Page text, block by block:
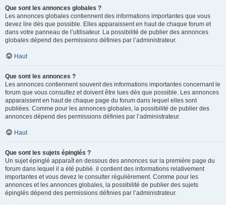
Que sont les annonces globales ?
Les annonces globales contiennent des informations importantes que vous
devez lire dès que possible. Elles apparaissent en haut de chaque forum et
dans votre panneau de l’utilisateur. La possibilité de publier des annonces
globales dépend des permissions définies par l’administrateur.
Haut
Que sont les annonces ?
Les annonces contiennent souvent des informations importantes concernant le
forum que vous consultez et doivent être lues dès que possible. Les annonces
apparaissent en haut de chaque page du forum dans lequel elles sont
publiées. Comme pour les annonces globales, la possibilité de publier des
annonces dépend des permissions définies par l’administrateur.
Haut
Que sont les sujets épinglés ?
Un sujet épinglé apparaît en dessous des annonces sur la première page du
forum dans lequel il a été publié. il contient des informations relativement
importantes et vous devez le consulter régulièrement. Comme pour les
annonces et les annonces globales, la possibilité de publier des sujets
épinglés dépend des permissions définies par l’administrateur.